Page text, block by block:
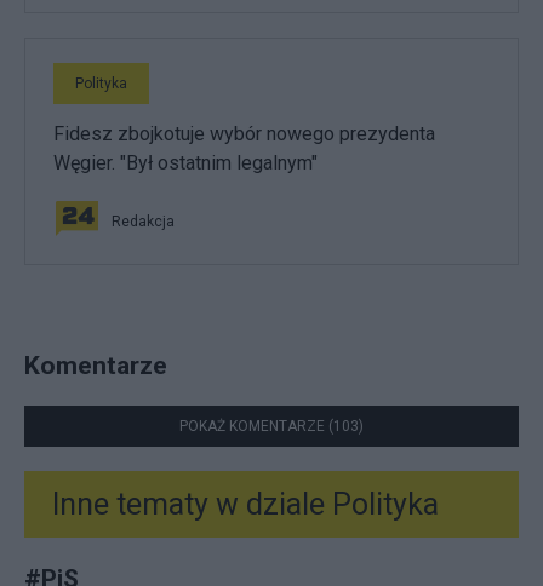
Polityka
Fidesz zbojkotuje wybór nowego prezydenta
Węgier. "Był ostatnim legalnym"
Redakcja
Komentarze
POKAŻ KOMENTARZE (103)
Inne tematy w dziale Polityka
#PiS